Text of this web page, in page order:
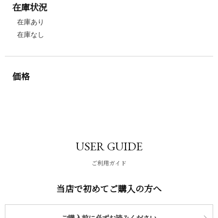
在庫状況
在庫あり
在庫なし
価格
USER GUIDE
ご利用ガイド
当店で初めてご購入の方へ